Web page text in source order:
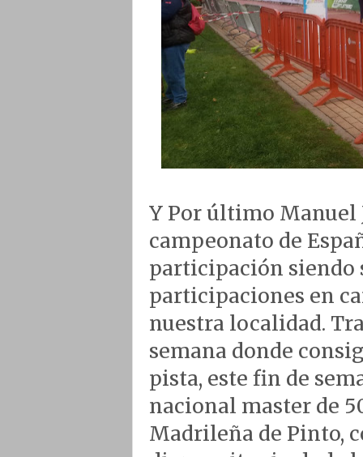
Y Por último Manuel
campeonato de
participación siendo
participaciones en
nuestra localidad.
semana donde
pista, este fin de
nacional master de
Madrileña de Pinto,